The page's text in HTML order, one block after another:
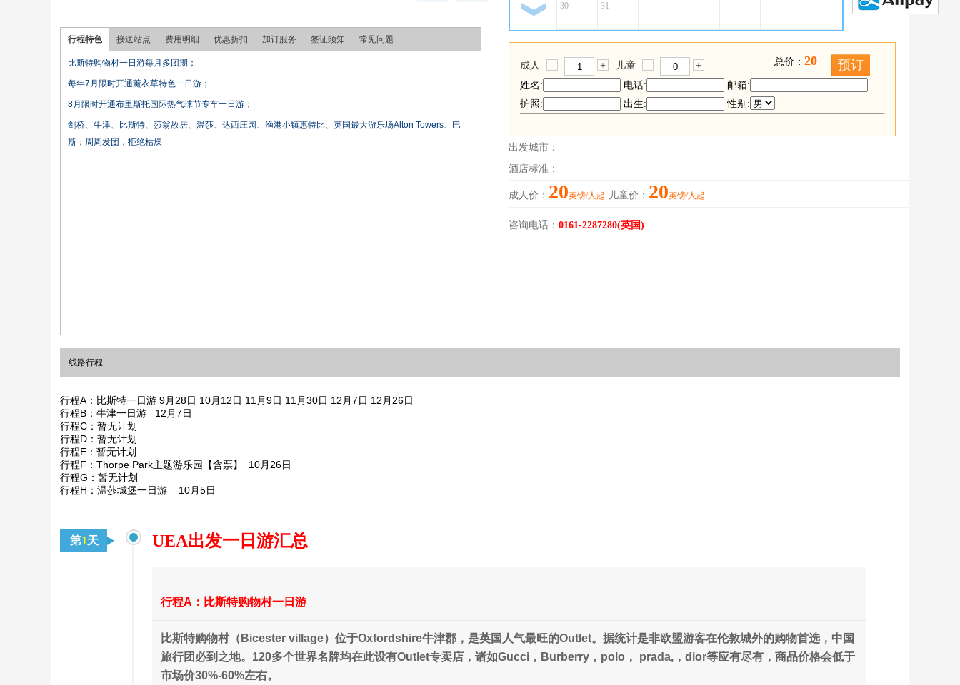
行程特色 接送站点 费用明细 优惠折扣 加订服务 签证须知 常见问题
比斯特购物村一日游每月多团期；
每年7月限时开通薰衣草特色一日游；
8月限时开通布里斯托国际热气球节专车一日游；
剑桥、牛津、比斯特、莎翁故居、温莎、达西庄园、渔港小镇惠特比、英国最大游乐场Alton Towers、巴
斯；周周发团，拒绝枯燥
成人 - + 儿童 - + 预订
总价： 20
姓名: 电话:
邮箱:
护照:
出生: 性别:
出发城市：
酒店标准：
成人价： 20英镑/人起 儿童价： 20英镑/人起
咨询电话： 0161-2287280(英国)
线路行程
行程A：比斯特一日游 9月28日 10月12日 11月9日 11月30日 12月7日 12月26日
行程B：牛津一日游 12月7日
行程C：暂无计划
行程D：暂无计划
行程E：暂无计划
行程F：Thorpe Park主题游乐园【含票】 10月26日
行程G：暂无计划
行程H：温莎城堡一日游 10月5日
第1天 UEA出发一日游汇总
行程A：比斯特购物村一日游
比斯特购物村（Bicester village）位于Oxfordshire牛津郡，是英国人气最旺的Outlet。据统计是非欧盟游客在伦敦城外的购物首选，中国
旅行团必到之地。120多个世界名牌均在此设有Outlet专卖店，诸如Gucci，Burberry，polo， prada,，dior等应有尽有，商品价格会低于
市场价30%-60%左右。
30 31